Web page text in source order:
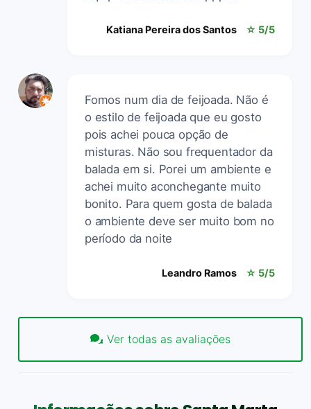
Katiana Pereira dos Santos ☆ 5/5
Fomos num dia de feijoada. Não é
o estilo de feijoada que eu gosto
pois achei pouca opção de
misturas. Não sou frequentador da
balada em si. Porei um ambiente e
achei muito aconchegante muito
bonito. Para quem gosta de balada
o ambiente deve ser muito bom no
período da noite
Leandro Ramos ☆ 5/5
Ver todas as avaliações